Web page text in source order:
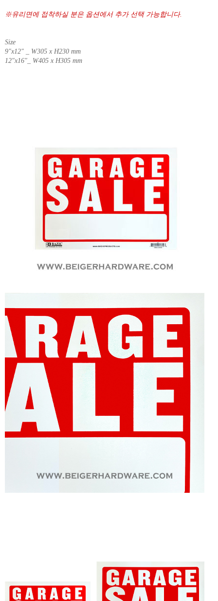
※유리면에 접착하실 분은 옵션에서 추가 선택 가능합니다.
Size
9"x12" _ W305 x H230 mm
12"x16"_ W405 x H305 mm